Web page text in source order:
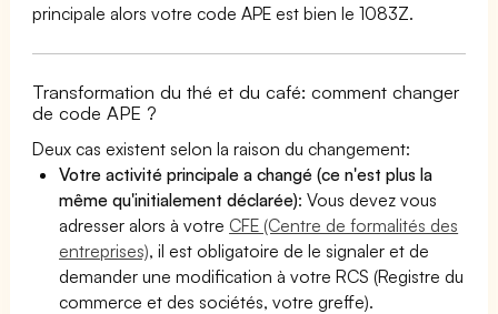
principale alors votre code APE est bien le 1083Z.
Transformation du thé et du café: comment changer
de code APE ?
Deux cas existent selon la raison du changement:
Votre activité principale a changé (ce n'est plus la
même qu'initialement déclarée): Vous devez vous
adresser alors à votre CFE (Centre de formalités des
entreprises), il est obligatoire de le signaler et de
demander une modification à votre RCS (Registre du
commerce et des sociétés, votre greffe).